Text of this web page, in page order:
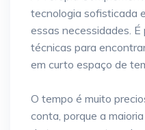
tecnologia sofisticada
essas necessidades.
técnicas para
em curto espaço de
O tempo é muito
conta, porque a